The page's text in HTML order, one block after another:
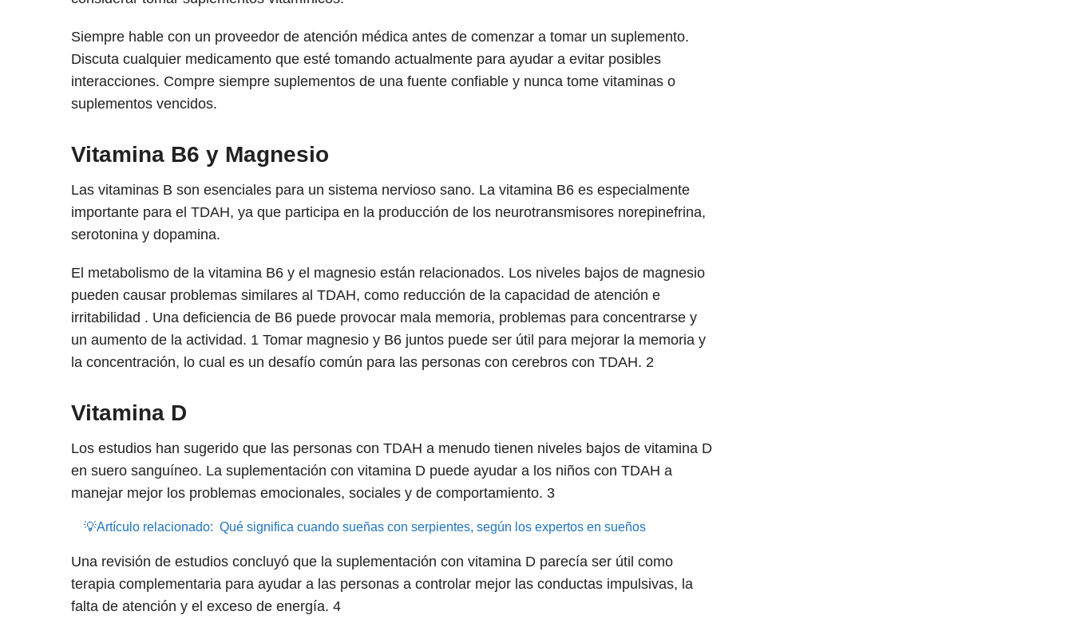
Siempre hable con un proveedor de atención médica antes de comenzar a tomar un suplemento.
Discuta cualquier medicamento que esté tomando actualmente para ayudar a evitar posibles
interacciones. Compre siempre suplementos de una fuente confiable y nunca tome vitaminas o
suplementos vencidos.
Vitamina B6 y Magnesio
Las vitaminas B son esenciales para un sistema nervioso sano. La vitamina B6 es especialmente
importante para el TDAH, ya que participa en la producción de los neurotransmisores norepinefrina,
serotonina y dopamina.
El metabolismo de la vitamina B6 y el magnesio están relacionados. Los niveles bajos de magnesio
pueden causar problemas similares al TDAH, como reducción de la capacidad de atención e
irritabilidad . Una deficiencia de B6 puede provocar mala memoria, problemas para concentrarse y
un aumento de la actividad. 1Tomar magnesio y B6 juntos puede ser útil para mejorar la memoria y
la concentración, lo cual es un desafío común para las personas con cerebros con TDAH. 2
Vitamina D
Los estudios han sugerido que las personas con TDAH a menudo tienen niveles bajos de vitamina D
en suero sanguíneo. La suplementación con vitamina D puede ayudar a los niños con TDAH a
manejar mejor los problemas emocionales, sociales y de comportamiento. 3
💡Artículo relacionado: Qué significa cuando sueñas con serpientes, según los expertos en sueños
Una revisión de estudios concluyó que la suplementación con vitamina D parecía ser útil como
terapia complementaria para ayudar a las personas a controlar mejor las conductas impulsivas, la
falta de atención y el exceso de energía. 4